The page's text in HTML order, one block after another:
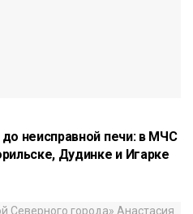
неисправной печи: в МЧС
Дудинке и Игарке